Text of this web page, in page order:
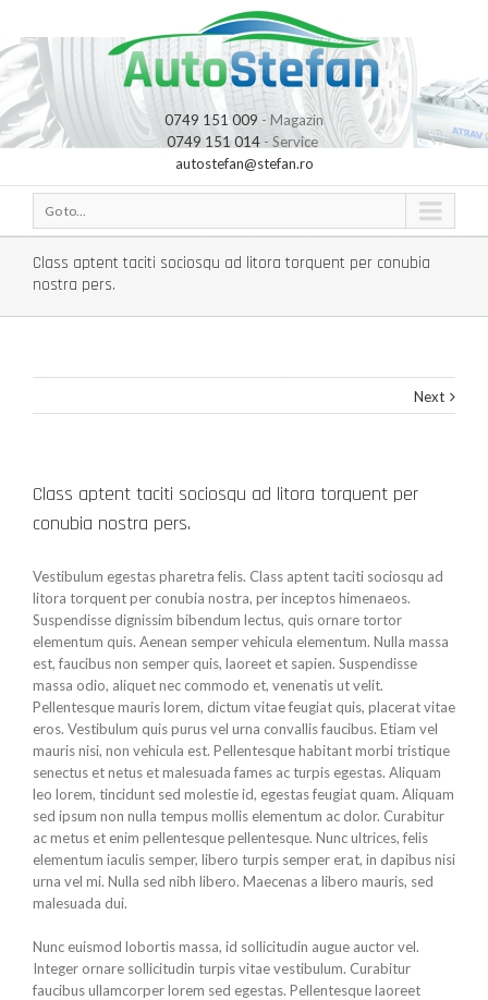
0749 151 009 - Magazin
0749 151 014 - Service
autostefan@stefan.ro
Go to...
Class aptent taciti sociosqu ad litora torquent per conubia
nostra pers.
Next
Class aptent taciti sociosqu ad litora torquent per
conubia nostra pers.
Vestibulum egestas pharetra felis. Class aptent taciti sociosqu ad
litora torquent per conubia nostra, per inceptos himenaeos.
Suspendisse dignissim bibendum lectus, quis ornare tortor
elementum quis. Aenean semper vehicula elementum. Nulla massa
est, faucibus non semper quis, laoreet et sapien. Suspendisse
massa odio, aliquet nec commodo et, venenatis ut velit.
Pellentesque mauris lorem, dictum vitae feugiat quis, placerat vitae
eros. Vestibulum quis purus vel urna convallis faucibus. Etiam vel
mauris nisi, non vehicula est. Pellentesque habitant morbi tristique
senectus et netus et malesuada fames ac turpis egestas. Aliquam
leo lorem, tincidunt sed molestie id, egestas feugiat quam. Aliquam
sed ipsum non nulla tempus mollis elementum ac dolor. Curabitur
ac metus et enim pellentesque pellentesque. Nunc ultrices, felis
elementum iaculis semper, libero turpis semper erat, in dapibus nisi
urna vel mi. Nulla sed nibh libero. Maecenas a libero mauris, sed
malesuada dui.
Nunc euismod lobortis massa, id sollicitudin augue auctor vel.
Integer ornare sollicitudin turpis vitae vestibulum. Curabitur
faucibus ullamcorper lorem sed egestas. Pellentesque laoreet